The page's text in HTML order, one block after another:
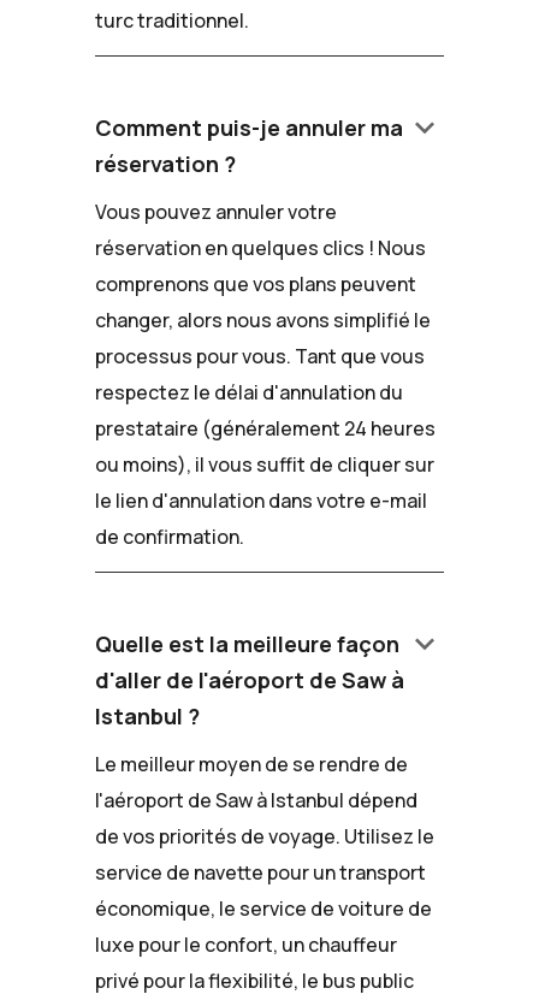
turc traditionnel.
Comment puis-je annuler ma
réservation ?
keyboard_arrow_down
Vous pouvez annuler votre
réservation en quelques clics ! Nous
comprenons que vos plans peuvent
changer, alors nous avons simplifié le
processus pour vous. Tant que vous
respectez le délai d'annulation du
prestataire (généralement 24 heures
ou moins), il vous suffit de cliquer sur
le lien d'annulation dans votre e-mail
de confirmation.
Quelle est la meilleure façon
d'aller de l'aéroport de Saw à
Istanbul ?
keyboard_arrow_down
Le meilleur moyen de se rendre de
l'aéroport de Saw à Istanbul dépend
de vos priorités de voyage. Utilisez le
service de navette pour un transport
économique, le service de voiture de
luxe pour le confort, un chauffeur
privé pour la flexibilité, le bus public